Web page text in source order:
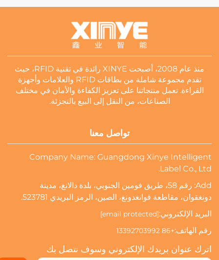
منذ عام 2008، أصبحت XINYE رائدة في تقنية RFID، حيث
تقدم مجموعة شاملة من بطاقات RFID والعلامات وأجهزة
القراءة. تعمل منتجاتنا على تعزيز الكفاءة والأمان في مختلف
الصناعات، من النقل إلى البيع بالتجزئة.
تواصل معنا
Company Name: Guangdong Xinye Intelligent
Label Co., Ltd.
Add: رقم 58، طريق فومين الجنوبي، بلدة دالانغ، مدينة
دونغقوان، مقاطعة قوانغدونغ، الصين، الرمز البريدي 523781.
البريد الإلكتروني:[email protected]
رقم الهاتف:+86 13392703992
اترك عنوان بريدك الإلكتروني وسوف نتصل بك